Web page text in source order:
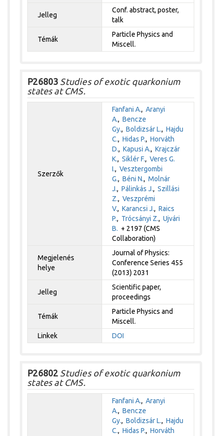
Jelleg
Conf. abstract, poster,
talk
Témák
Particle Physics and
Miscell.
P26803 Studies of exotic quarkonium
states at CMS.
Szerzők
Fanfani A.,Aranyi
A.,Bencze
Gy.,Boldizsár L.,Hajdu
C.,Hidas P.,Horváth
D.,Kapusi A.,Krajczár
K.,Siklér F.,Veres G.
I.,Vesztergombi
G.,Béni N.,Molnár
J.,Pálinkás J.,Szillási
Z.,Veszprémi
V.,Karancsi J.,Raics
P., Trócsányi Z.,Ujvári
B. + 2197 (CMS
Collaboration)
Megjelenés
helye
Journal of Physics:
Conference Series 455
(2013) 2031
Jelleg
Scientific paper,
proceedings
Témák
Particle Physics and
Miscell.
Linkek
DOI
P26802 Studies of exotic quarkonium
states at CMS.
Fanfani A.,Aranyi
A.,Bencze
Gy.,Boldizsár L.,Hajdu
C.,Hidas P.,Horváth